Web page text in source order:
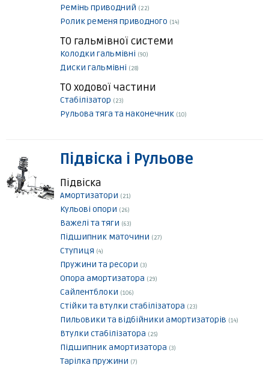
Ремінь приводний (22)
Ролик ременя приводного (14)
ТО гальмівної системи
Колодки гальмівні (90)
Диски гальмівні (28)
ТО ходової частини
Стабілізатор (23)
Рульова тяга та наконечник (10)
Підвіска і Рульове
Підвіска
Амортизатори (21)
Кульові опори (26)
Важелі та тяги (63)
Підшипник маточини (27)
Ступиця (4)
Пружини та ресори (3)
Опора амортизатора (29)
Сайлентблоки (106)
Стійки та втулки стабілізатора (23)
Пильовики та відбійники амортизаторів (14)
Втулки стабілізатора (25)
Підшипник амортизатора (3)
Тарілка пружини (7)